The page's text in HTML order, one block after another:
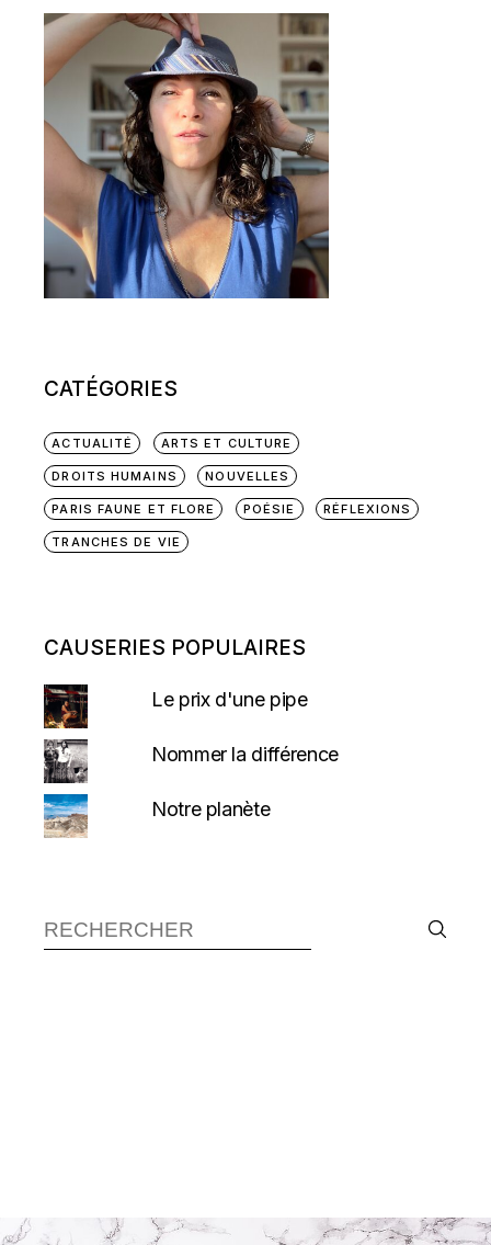
CATÉGORIES
ACTUALITÉ ARTS ET CULTURE
DROITS HUMAINS NOUVELLES
PARIS FAUNE ET FLORE POÉSIE RÉFLEXIONS
TRANCHES DE VIE
CAUSERIES POPULAIRES
Le prix d'une pipe
Nommer la différence
Notre planète
Recherche :